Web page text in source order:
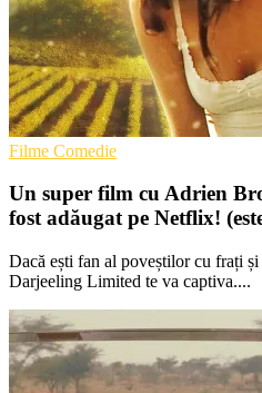
Filme Comedie
Un super film cu Adrien
fost adăugat pe Netflix!
Dacă ești fan al poveștilor cu frați
Darjeeling Limited te va captiva....